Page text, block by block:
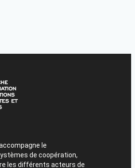
le
de coopération,
les différents acteurs de